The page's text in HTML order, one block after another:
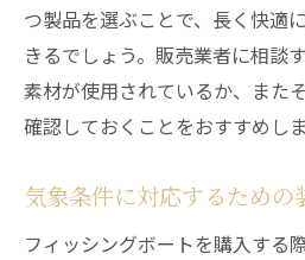
つ製品を選ぶことで、長く快適
きるでしょう。販売業者に相談
素材が使用されているか、また
確認しておくことをおすすめしま
気象条件に対応するための
フィッシングボートを購入する